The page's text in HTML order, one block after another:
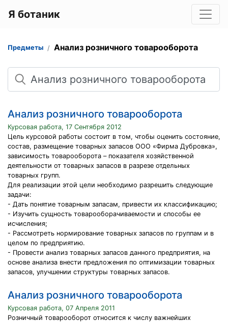
Я ботаник
Предметы Анализ розничного товарооборота
Поиск
Анализ розничного товарооборота
Курсовая работа, 17 Сентября 2012
Цель курсовой работы состоит в том, чтобы оценить состояние,
состав, размещение товарных запасов ООО «Фирма Дубровка»,
зависимость товарооборота – показателя хозяйственной
деятельности от товарных запасов в разрезе отдельных
товарных групп.
Для реализации этой цели необходимо разрешить следующие
задачи:
- Дать понятие товарным запасам, привести их классификацию;
- Изучить сущность товарооборачиваемости и способы ее
исчисления;
- Рассмотреть нормирование товарных запасов по группам и в
целом по предприятию.
- Провести анализ товарных запасов данного предприятия, на
основе анализа внести предложения по оптимизации товарных
запасов, улучшении структуры товарных запасов.
Анализ розничного товарооборота
Курсовая работа, 07 Апреля 2011
Розничный товарооборот относится к числу важнейших